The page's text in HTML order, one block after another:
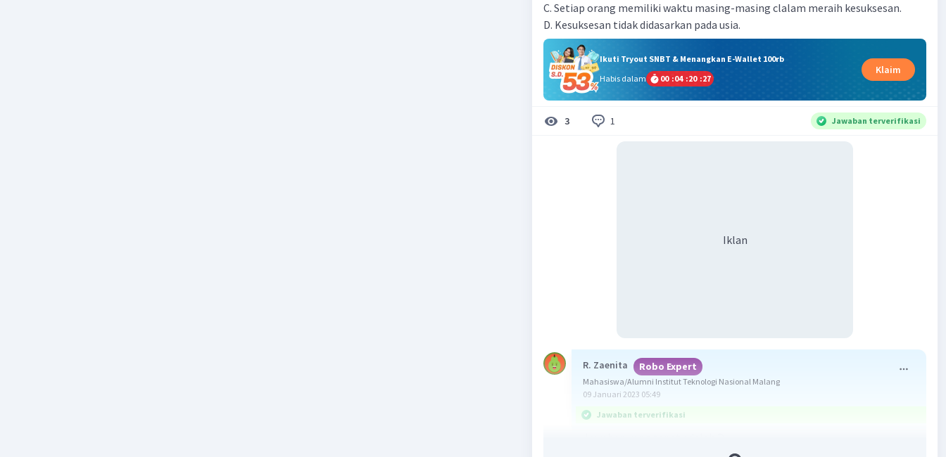
C. Setiap orang memiliki waktu masing-masing clalam meraih kesuksesan.
D. Kesuksesan tidak didasarkan pada usia.
Ikuti Tryout SNBT & Menangkan E-Wallet 100rb
Habis dalam
00 :04 :20 :27
Klaim
3 1 Jawaban terverifikasi
Iklan
R. Zaenita Robo Expert
Mahasiswa/Alumni Institut Teknologi Nasional Malang
09 Januari 2023 05:49
Jawaban terverifikasi